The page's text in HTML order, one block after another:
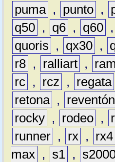
puma , punto ,
q50 , q6 , q60 ,
quoris
, qx30 ,
r8 , ralliart , ram
rc , rcz , regata
retona , reventón
rocky , rodeo ,
runner , rx , rx4
max , s1 ,